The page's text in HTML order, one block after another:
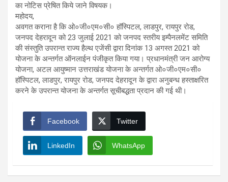
का नोटिस प्रेषित किये जाने विषयक।
महोदय,
अवगत कराना है कि ओ०जी०एम०सी० हॉस्पिटल, लाडपुर, रायपुर रोड,
जनपद देहरादून को 23 जुलाई 2021 को जनपद स्तरीय इम्पैनलमेंट समिति
की संस्तुति उपरान्त राज्य हैल्थ एजेंसी द्वारा दिनांक 13 अगस्त 2021 को
योजना के अन्तर्गत ऑनलाईन पंजीकृत किया गया। प्रधानमंत्री जन आरोग्य
योजना, अटल आयुष्मान उत्तराखंड योजना के अन्तर्गत ओ०जी०एम०सी०
हॉस्पिटल, लाडपुर, रायपुर रोड, जनपद देहरादून के द्वारा अनुबन्ध हस्ताक्षरित
करने के उपरान्त योजना के अन्तर्गत सूचीबद्धता प्रदान की गई थी।
Facebook Twitter
LinkedIn WhatsApp